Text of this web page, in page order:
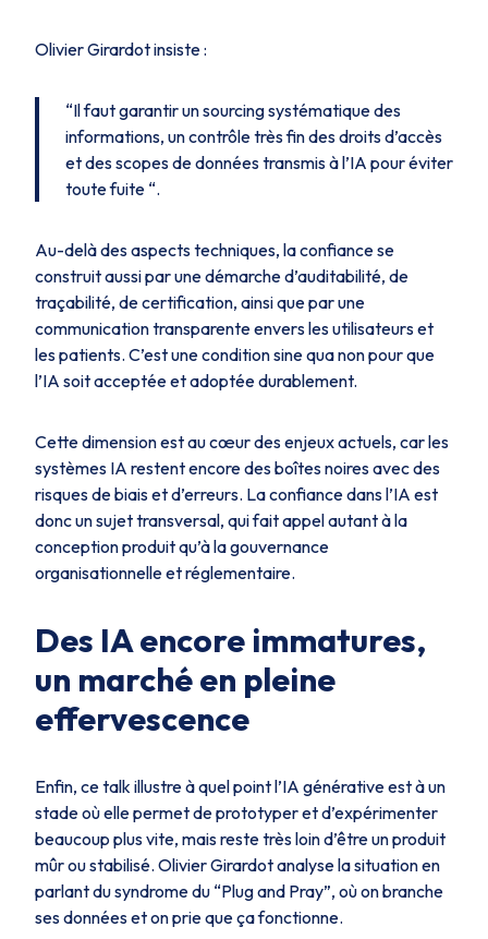
Olivier Girardot insiste :
“Il faut garantir un sourcing systématique des
informations, un contrôle très fin des droits d’accès
et des scopes de données transmis à l’IA pour éviter
toute fuite “.
Au-delà des aspects techniques, la confiance se
construit aussi par une démarche d’auditabilité, de
traçabilité, de certification, ainsi que par une
communication transparente envers les utilisateurs et
les patients. C’est une condition sine qua non pour que
l’IA soit acceptée et adoptée durablement.
Cette dimension est au cœur des enjeux actuels, car les
systèmes IA restent encore des boîtes noires avec des
risques de biais et d’erreurs. La confiance dans l’IA est
donc un sujet transversal, qui fait appel autant à la
conception produit qu’à la gouvernance
organisationnelle et réglementaire.
Des IA encore immatures,
un marché en pleine
effervescence
Enfin, ce talk illustre à quel point l’IA générative est à un
stade où elle permet de prototyper et d’expérimenter
beaucoup plus vite, mais reste très loin d’être un produit
mûr ou stabilisé. Olivier Girardot analyse la situation en
parlant du syndrome du “Plug and Pray”, où on branche
ses données et on prie que ça fonctionne.